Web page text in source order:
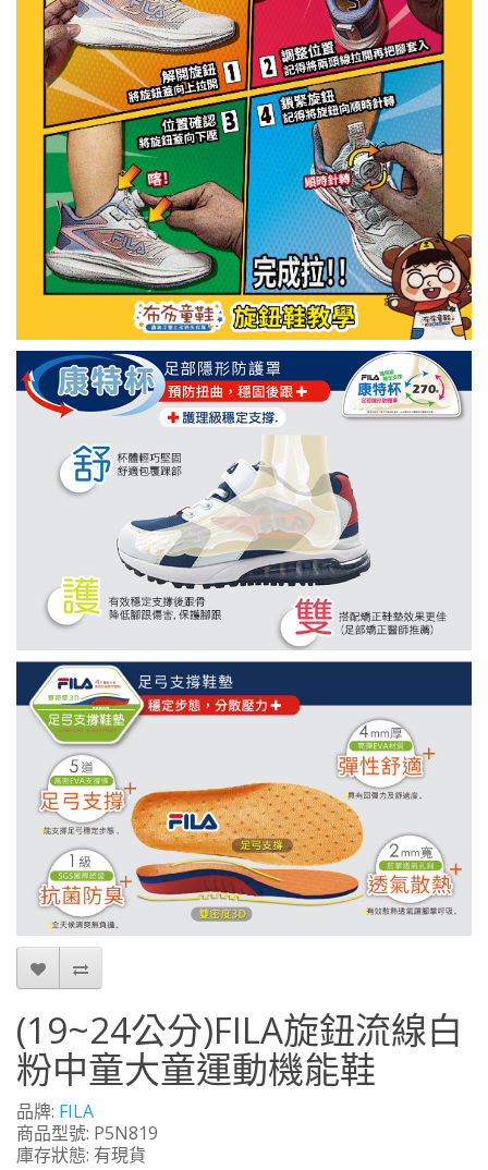
(19~24公分)FILA旋鈕流線白
粉中童大童運動機能鞋
品牌: FILA
商品型號: P5N819
庫存狀態: 有現貨